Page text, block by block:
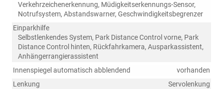
Verkehrzeichenerkennung, Müdigkeitserkennungs-Sensor,
Notrufsystem, Abstandswarner, Geschwindigkeitsbegrenzer
Einparkhilfe
Selbstlenkendes System, Park Distance Control vorne, Park
Distance Control hinten, Rückfahrkamera, Ausparkassistent,
Anhängerrangierassistent
Innenspiegel automatisch abblendend
vorhanden
Lenkung
Servolenkung